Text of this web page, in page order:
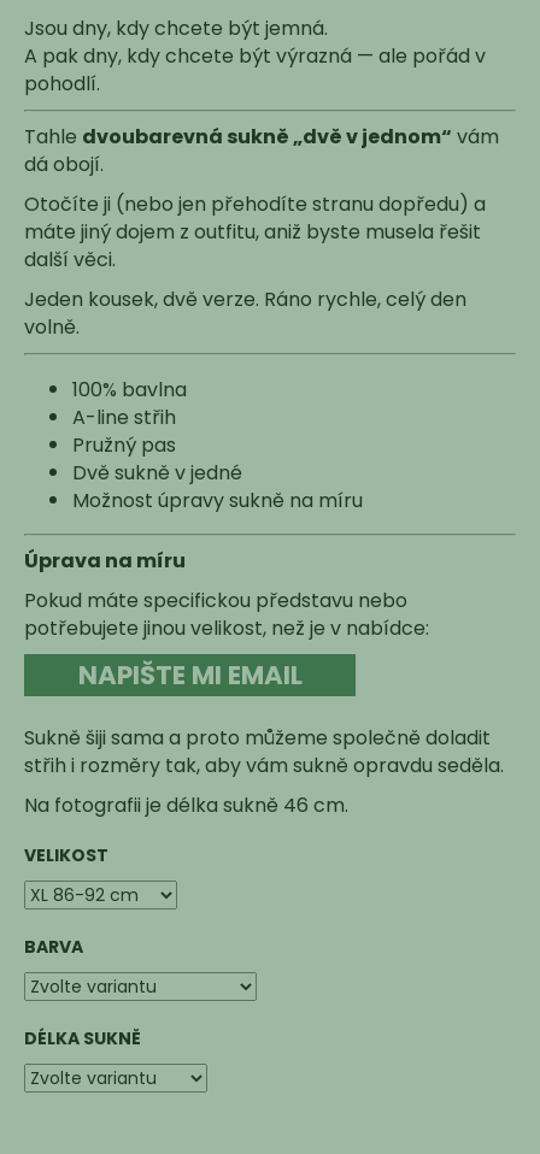
Jsou dny, kdy chcete být jemná.
A pak dny, kdy chcete být výrazná — ale pořád v
pohodlí.
Tahle dvoubarevná sukně „dvě v jednom“ vám
dá obojí.
Otočíte ji (nebo jen přehodíte stranu dopředu) a
máte jiný dojem z outfitu, aniž byste musela řešit
další věci.
Jeden kousek, dvě verze. Ráno rychle, celý den
volně.
100% bavlna
A-line střih
Pružný pas
Dvě sukně v jedné
Možnost úpravy sukně na míru
Úprava na míru
Pokud máte specifickou představu nebo
potřebujete jinou velikost, než je v nabídce:
NAPIŠTE MI EMAIL
Sukně šiji sama a proto můžeme společně doladit
střih i rozměry tak, aby vám sukně opravdu seděla.
Na fotografii je délka sukně 46 cm.
VELIKOST
BARVA
DÉLKA SUKNĚ
u
j
e
m
e